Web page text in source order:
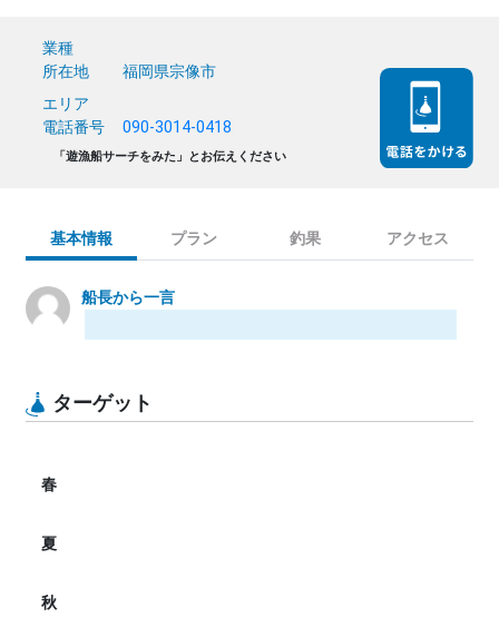
業種
所在地
福岡県宗像市
エリア
電話番号
090-3014-0418
「遊漁船サーチをみた」とお伝えください
基本情報 プラン 釣果 アクセス
船長から一言
ターゲット
春
夏
秋